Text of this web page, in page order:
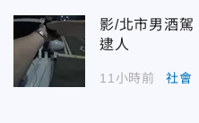
影/北市男酒
逮人
11小時前 社會